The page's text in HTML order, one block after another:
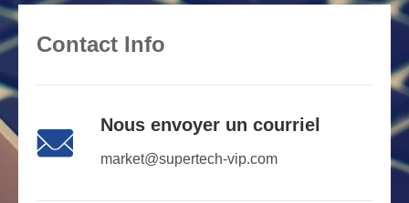
Contact Info
 Nous envoyer un courriel
market@supertech-vip.com